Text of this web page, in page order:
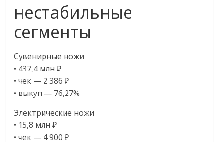
нестабильные
сегменты
Сувенирные ножи
• 437,4 млн ₽
• чек — 2 386 ₽
• выкуп — 76,27%
Электрические ножи
• 15,8 млн ₽
• чек — 4 900 ₽